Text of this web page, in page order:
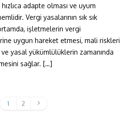
adapte olması ve uyum
Vergi yasalarının sık sık
işletmelerin vergi
uygun hareket etmesi, mali riskleri
yasal yükümlülüklerin zamanında
sağlar. […]
1 2